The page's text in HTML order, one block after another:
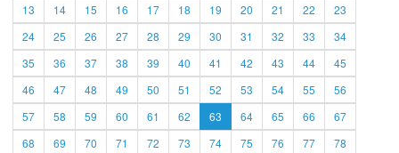
13
14 15 16 17 18 19 20 21 22
23
24
25 26 27 28 29 30 31 32 33
34
35
36 37 38 39 40 41 42 43 44
45
46
47 48 49 50 51 52 53 54 55
56
57
58 59 60 61 62 63 64 65 66
67
68
69 70 71 72 73 74 75 76 77 78